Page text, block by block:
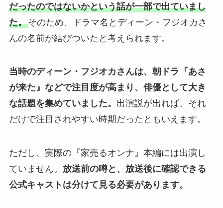
だったのではないかという話が一部で出ていまし
た。そのため、ドラマ名とディーン・フジオカさ
んの名前が結びついたと考えられます。
当時のディーン・フジオカさんは、朝ドラ『あさ
が来た』などで注目度が高まり、俳優として大き
な話題を集めていました。 出演説が出れば、それ
だけで注目されやすい時期だったともいえます。
ただし、実際の『家売るオンナ』本編には出演し
ていません。 放送前の噂と、放送後に確認できる
公式キャストは分けて見る必要があります。